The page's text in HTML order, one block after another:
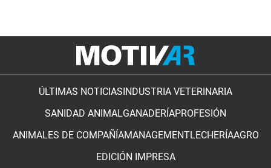
ÚLTIMAS NOTICIAS INDUSTRIA VETERINARIA
SANIDAD ANIMALGANADERÍAPROFESIÓN
ANIMALES DE COMPAÑÍAMANAGEMENTLECHERÍAAGRO
EDICIÓN IMPRESA